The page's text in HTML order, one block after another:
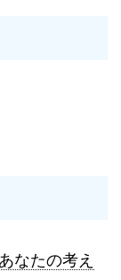
たの考え